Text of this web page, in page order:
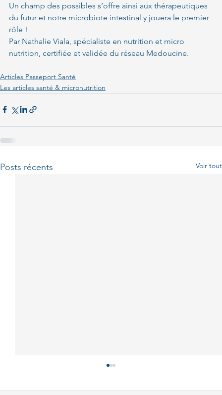
Un champ des possibles s’offre ainsi aux thérapeutiques
du futur et notre microbiote intestinal y jouera le premier
rôle !
Par Nathalie Viala, spécialiste en nutrition et micro
nutrition, certifiée et validée du réseau Medoucine.
Articles Passeport Santé
Les articles santé & micronutrition
Posts récents Voir tout